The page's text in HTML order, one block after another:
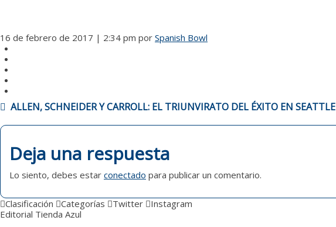
16 de febrero de 2017 | 2:34 pm por Spanish Bowl
NAVEGACIÓN
DE
ENTRADAS
ALLEN, SCHNEIDER Y CARROLL: EL TRIUNVIRATO DEL ÉXITO EN SEATTLE
Deja una respuesta
Lo siento, debes estar conectado para publicar un comentario.
Clasificación Categorías Twitter
Instagram
Editorial Tienda Azul